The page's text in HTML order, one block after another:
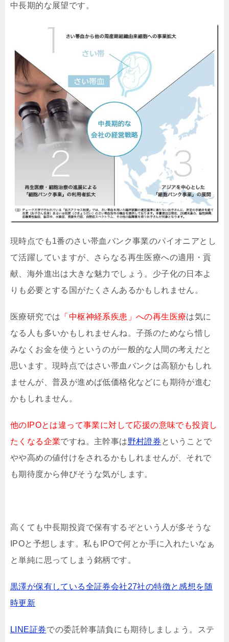
中長期的な展望です。
現時点でも1番のさい帯血バンク事業のパイオニアとし
て活躍していますが、さらなる再生医療への適用・貢
献、海外進出は大きな魅力でしょう。少子化の日本よ
りも必要とする国がたくさんあるかもしれません。
医療研究では 「中枢神経系疾患」への再生医療は気に
なる人も多いかもしれませんね。子孫のためなら惜し
みなくお金を使うというのが一般的な人間の考えだと
思います。現時点ではさい帯血バンクは高額かもしれ
ませんが、普及が進めば低価格化などにも期待が進む
かもしれません。
他のIPOとは違って事業に対して応援の意味でも投資し
たくなる企業ですね。主幹事は野村證券 ということで
やや高めの値付けをされるかもしれませんが、それで
も期待度から伸びそうな気がします。
高くても中長期投資で保有するぞという人が多そうな
IPOと予想します。私もIPOで何とか手に入れたいなぁ
と単純に思ってしまう銘柄です。
黒澤が保有している全証券会社27社の特徴と感想を随
時更新
LINE証券での委託幹事請負にも期待しましょう。ステ